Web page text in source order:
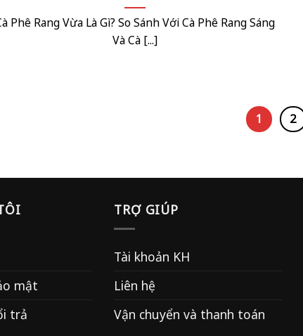
Phê Rang Vừa Là Gì? So Sánh Với Cà Phê Rang Sáng
Và Cà [...]
1 2
mật
trả
TRỢ GIÚP
Tài khoản KH
Liên hệ
Vận chuyển và thanh toán